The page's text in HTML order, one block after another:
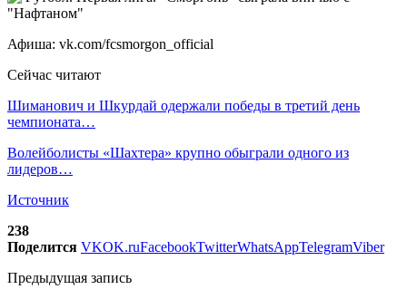
Афиша: vk.com/fcsmorgon_official
Сейчас читают
Шиманович и Шкурдай одержали победы в третий день
чемпионата…
Волейболисты «Шахтера» крупно обыграли одного из
лидеров…
Источник
238
Поделится VKOK.ruFacebookTwitterWhatsAppTelegramViber
Предыдущая запись